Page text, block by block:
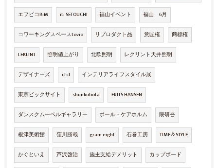
エフピコRiM iti SETOUCHI 福山イベント 福山 6月
コワーキングスペースtovio リプロダクト品 意匠権 商標権
LEKLINT 照明値上がり 北欧照明 レクリント天井照明
デザイナーズ cfcl インテリアライフスタイル展
東京ビックサイト shunkubota FRITS HANSEN
ダンスクムーベルギャラリー ポール・ケアホルム 隈研吾
根津美術館 窪川勝哉 gram eight 石巻工房 TIME＆STYLE
かぐといえ 芦沢啓治 施主支給デメリット カップボード